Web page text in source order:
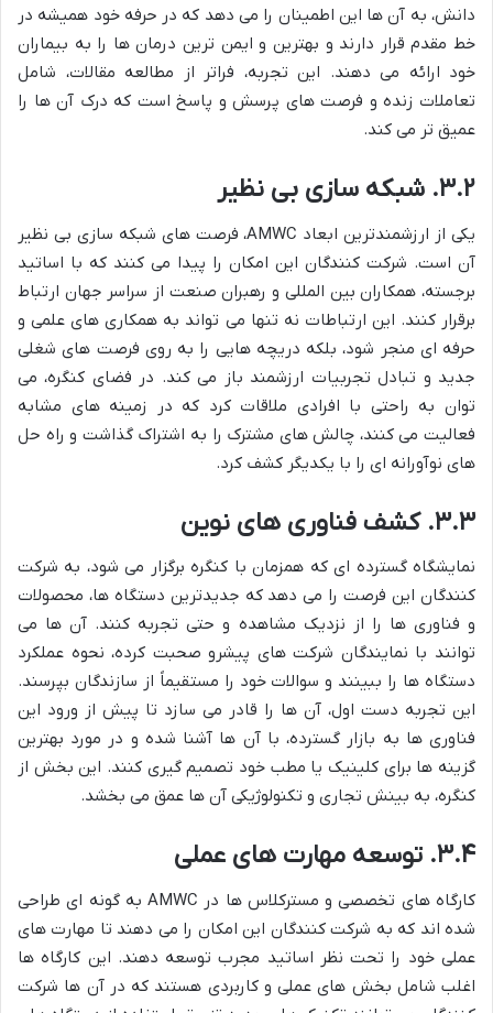
دانش، به آن ها این اطمینان را می دهد که در حرفه خود همیشه در
خط مقدم قرار دارند و بهترین و ایمن ترین درمان ها را به بیماران
خود ارائه می دهند. این تجربه، فراتر از مطالعه مقالات، شامل
تعاملات زنده و فرصت های پرسش و پاسخ است که درک آن ها را
عمیق تر می کند.
۳.۲. شبکه سازی بی نظیر
یکی از ارزشمندترین ابعاد AMWC، فرصت های شبکه سازی بی نظیر
آن است. شرکت کنندگان این امکان را پیدا می کنند که با اساتید
برجسته، همکاران بین المللی و رهبران صنعت از سراسر جهان ارتباط
برقرار کنند. این ارتباطات نه تنها می تواند به همکاری های علمی و
حرفه ای منجر شود، بلکه دریچه هایی را به روی فرصت های شغلی
جدید و تبادل تجربیات ارزشمند باز می کند. در فضای کنگره، می
توان به راحتی با افرادی ملاقات کرد که در زمینه های مشابه
فعالیت می کنند، چالش های مشترک را به اشتراک گذاشت و راه حل
های نوآورانه ای را با یکدیگر کشف کرد.
۳.۳. کشف فناوری های نوین
نمایشگاه گسترده ای که همزمان با کنگره برگزار می شود، به شرکت
کنندگان این فرصت را می دهد که جدیدترین دستگاه ها، محصولات
و فناوری ها را از نزدیک مشاهده و حتی تجربه کنند. آن ها می
توانند با نمایندگان شرکت های پیشرو صحبت کرده، نحوه عملکرد
دستگاه ها را ببینند و سوالات خود را مستقیماً از سازندگان بپرسند.
این تجربه دست اول، آن ها را قادر می سازد تا پیش از ورود این
فناوری ها به بازار گسترده، با آن ها آشنا شده و در مورد بهترین
گزینه ها برای کلینیک یا مطب خود تصمیم گیری کنند. این بخش از
کنگره، به بینش تجاری و تکنولوژیکی آن ها عمق می بخشد.
۳.۴. توسعه مهارت های عملی
کارگاه های تخصصی و مسترکلاس ها در AMWC به گونه ای طراحی
شده اند که به شرکت کنندگان این امکان را می دهند تا مهارت های
عملی خود را تحت نظر اساتید مجرب توسعه دهند. این کارگاه ها
اغلب شامل بخش های عملی و کاربردی هستند که در آن ها شرکت